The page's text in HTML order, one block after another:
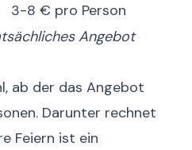
3-8 € pro Person
Angebot
ab der das Angebot
Darunter rechnet
Feiern ist ein